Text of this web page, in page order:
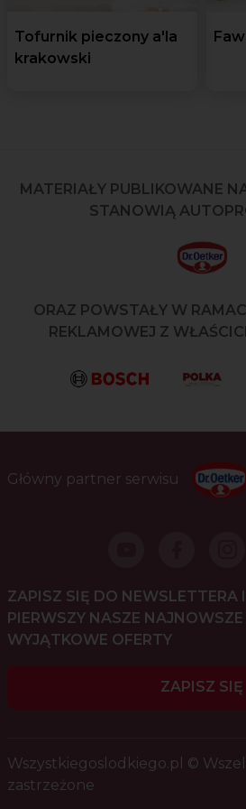
Tofurnik pieczony a'la
krakowski
MATERIAŁY PUBLIKOWANE
STANOWIĄ
ORAZ POWSTAŁY W
REKLAMOWEJ Z
Główny partner serwisu
ZAPISZ SIĘ DO NEWSLETTERA
PIERWSZY NASZE
WYJĄTKOWE OFERTY
ZAPISZ SIĘ
Wszystkiegoslodkiego.pl ©
zastrzeżone